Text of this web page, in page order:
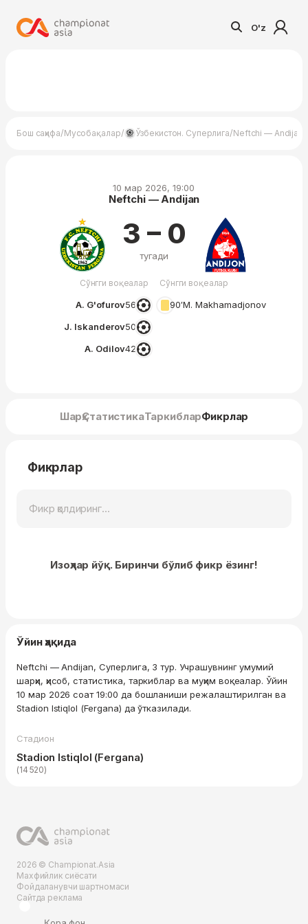
O'z
Бош саҳифа/Мусобақалар/ Ўзбекистон. Суперлига/Neftchi — Andijan
10 мар 2026, 19:00
Neftchi — Andijan
Сўнгги воқеалар
A. G'ofurov56′
J. Iskanderov50′
A. Odilov42′
3 – 0
тугади
Сўнгги воқеалар
90′M. Makhamadjonov
ШарҳСтатистикаТаркибларФикрлар
Фикрлар
Изоҳлар йўқ. Биринчи бўлиб фикр ёзинг!
Ўйин ҳақида
Neftchi — Andijan, Суперлига, 3 тур. Учрашувнинг умумий
шарҳи, ҳисоб, статистика, таркиблар ва муҳим воқеалар. Ўйин
10 мар 2026 соат 19:00 да бошланиши режалаштирилган ва
Stadion Istiqlol (Fergana) да ўтказилади.
Стадион
Stadion Istiqlol (Fergana)
(14 520)
2026 © Championat.Asia
Махфийлик сиёсати
Фойдаланувчи шартномаси
Сайтда реклама